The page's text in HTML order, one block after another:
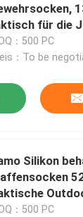
für die
：500 PC
：To be
Silikon
：500 PC